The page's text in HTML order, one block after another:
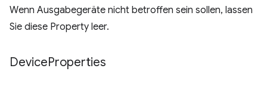
Wenn Ausgabegeräte nicht betroffen sein sollen, lassen
Sie diese Property leer.
DeviceProperties